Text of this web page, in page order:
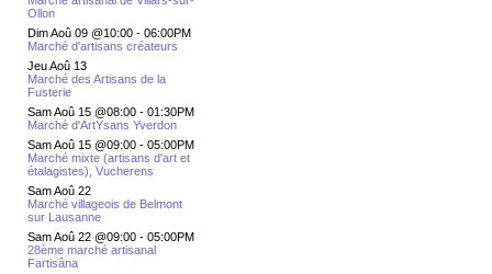
Ollon
Dim Aoû 09 @10:00 - 06:00PM
Marché d'artisans créateurs
Jeu Aoû 13
Marché des Artisans de la
Fusterie
Sam Aoû 15 @08:00 - 01:30PM
Marché d'ArtYsans Yverdon
Sam Aoû 15 @09:00 - 05:00PM
Marché mixte (artisans d'art et
étalagistes), Vucherens
Sam Aoû 22
Marché villageois de Belmont
sur Lausanne
Sam Aoû 22 @09:00 - 05:00PM
28ème marché artisanal
Fartisâna